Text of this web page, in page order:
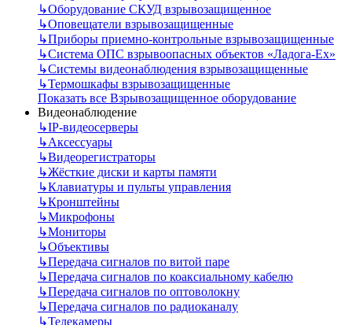
↳Оборудование СКУД взрывозащищенное
↳Оповещатели взрывозащищенные
↳Приборы приемно-контрольные взрывозащищенные
↳Система ОПС взрывоопасных объектов «Ладога-Ex»
↳Системы видеонаблюдения взрывозащищенные
↳Термошкафы взрывозащищенные
Показать все Взрывозащищенное оборудование
Видеонаблюдение
↳IP-видеосерверы
↳Аксессуары
↳Видеорегистраторы
↳Жёсткие диски и карты памяти
↳Клавиатуры и пульты управления
↳Кронштейны
↳Микрофоны
↳Мониторы
↳Объективы
↳Передача сигналов по витой паре
↳Передача сигналов по коаксиальному кабелю
↳Передача сигналов по оптоволокну
↳Передача сигналов по радиоканалу
↳Телекамеры